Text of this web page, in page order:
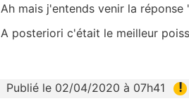
Ah mais j'entends venir la
A posteriori c'était le meilleur
Publié le 02/04/2020 à 07h41 !